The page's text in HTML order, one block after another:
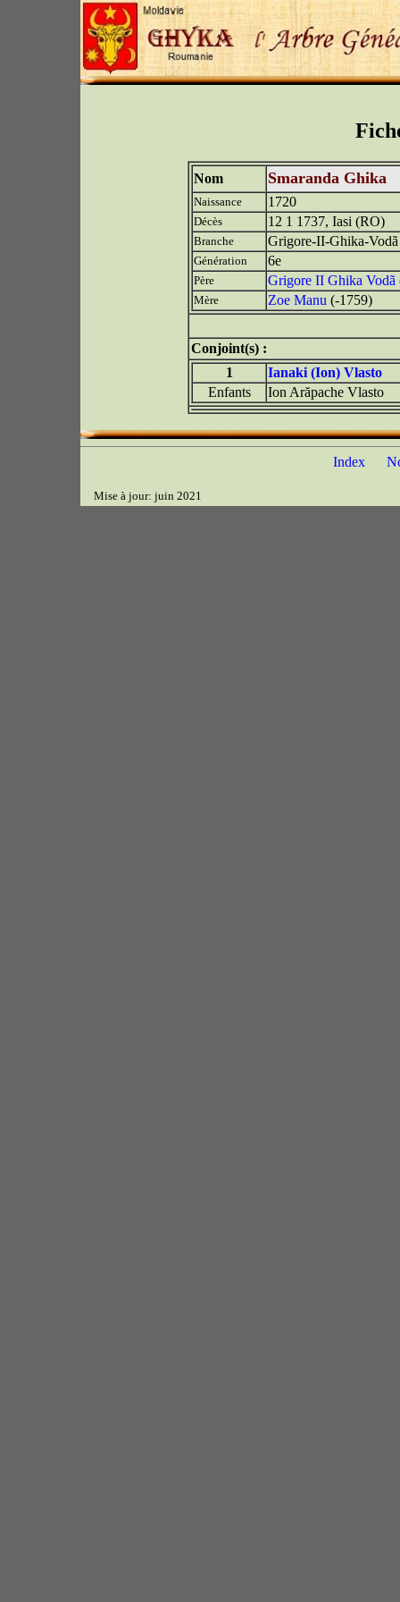
Nom Smaranda Ghika
Naissance 1720
Décès 12 1 1737, Iasi (RO)
Branche Grigore-II-Ghika-Vodã
Génération 6e
Père Grigore II Ghika Vodã
Mère Zoe Manu (-1759)
Conjoint(s) :
1
Ianaki (Ion) Vlasto
Enfants
Ion Arăpache Vlasto
Index
Mise à jour: juin 2021